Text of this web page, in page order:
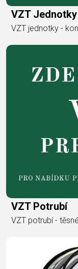
VZT Jednotky
VZT jednotky -
VZT Potrubí
VZT potrubí -